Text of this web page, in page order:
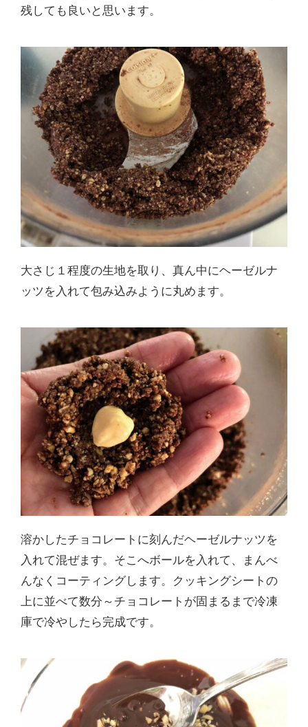
残しても良いと思います。
大さじ１程度の生地を取り、真ん中にヘーゼルナ
ッツを入れて包み込みように丸めます。
溶かしたチョコレートに刻んだヘーゼルナッツを
入れて混ぜます。そこへボールを入れて、まんべ
んなくコーティングします。クッキングシートの
上に並べて数分～チョコレートが固まるまで冷凍
庫で冷やしたら完成です。